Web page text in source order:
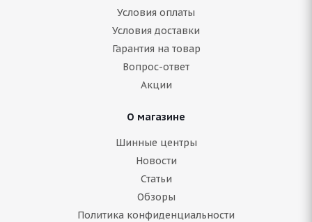
Условия оплаты
Условия доставки
Гарантия на товар
Вопрос-ответ
Акции
О магазине
Шинные центры
Новости
Статьи
Обзоры
Политика конфиденциальности